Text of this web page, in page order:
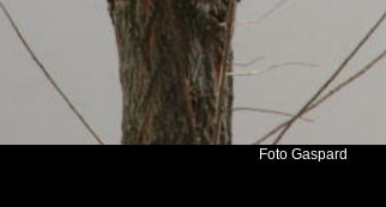
Foto Gaspard